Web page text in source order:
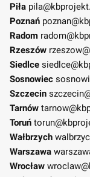
Piła
Poznań
Radom
Rzeszów
Siedlce
Sosnowiec
Szczecin
Tarnów
Toruń
Wałbrzych
Warszawa
Wrocław